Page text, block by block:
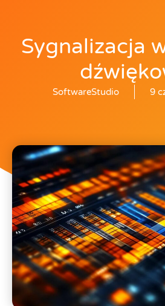
Sygnalizacja
SoftwareStudio 9